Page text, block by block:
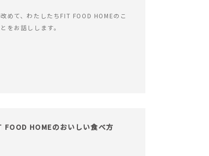
改めて、わたしたちFIT FOOD HOMEのこ
とをお話しします。
FOOD HOMEのおいしい食べ方